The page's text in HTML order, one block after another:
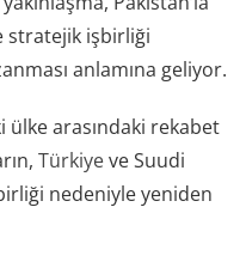
stratejik işbirliği
anlamına geliyor.
ülke arasındaki rekabet
Türkiyeve Suudi
nedeniyle yeniden